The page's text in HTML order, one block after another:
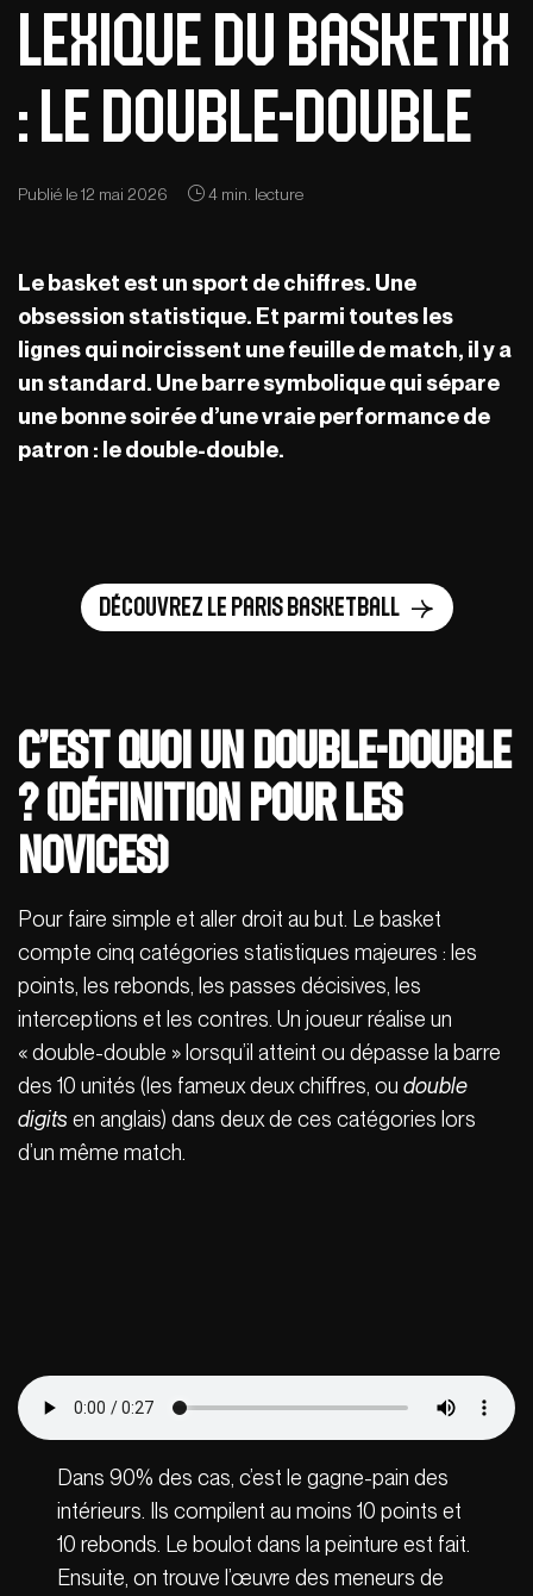
Lexique du Basketix
: Le Double-Double
Publié le 12 mai 2026 4 min. lecture
Le basket est un sport de chiffres. Une
obsession statistique. Et parmi toutes les
lignes qui noircissent une feuille de match, il y a
un standard. Une barre symbolique qui sépare
une bonne soirée d’une vraie performance de
patron : le double-double.
Découvrez le Paris Basketball
C’est quoi un Double-Double
? (Définition pour les
novices)
Pour faire simple et aller droit au but. Le basket
compte cinq catégories statistiques majeures : les
points, les rebonds, les passes décisives, les
interceptions et les contres. Un joueur réalise un
« double-double » lorsqu’il atteint ou dépasse la barre
des 10 unités (les fameux deux chiffres, ou double
digits en anglais) dans deux de ces catégories lors
d’un même match.
Dans 90% des cas, c’est le gagne-pain des
intérieurs. Ils compilent au moins 10 points et
10 rebonds. Le boulot dans la peinture est fait.
Ensuite, on trouve l’œuvre des meneurs de